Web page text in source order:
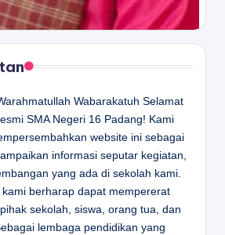
Wabarakatuh Selamat
SMA Negeri 16 Padang! Kami
website ini sebagai
informasi seputar kegiatan,
yang ada di sekolah kami.
kami berharap dapat mempererat
sekolah, siswa, orang tua, dan
lembaga pendidikan yang